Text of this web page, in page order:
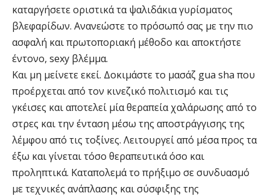
καταργήσετε οριστικά τα ψαλιδάκια γυρίσματος
βλεφαρίδων. Ανανεώστε το πρόσωπό σας με την πιο
ασφαλή και πρωτοποριακή μέθοδο και αποκτήστε
έντονο, sexy βλέμμα.
Και μη μείνετε εκεί. Δοκιμάστε το μασάζ gua sha που
προέρχεται από τον κινεζικό πολιτισμό και τις
γκέισες και αποτελεί μία θεραπεία χαλάρωσης από το
στρες και την ένταση μέσω της αποστράγγισης της
λέμφου από τις τοξίνες. Λειτουργεί από μέσα προς τα
έξω και γίνεται τόσο θεραπευτικά όσο και
προληπτικά. Καταπολεμά το πρήξιμο σε συνδυασμό
με τεχνικές ανάπλασης και σύσφιξης της